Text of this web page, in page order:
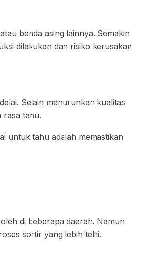
benda asing lainnya. Semakin
dilakukan dan risiko kerusakan
Selain menurunkan kualitas
rasa tahu.
untuk tahu adalah memastikan
di beberapa daerah. Namun
sortir yang lebih teliti.